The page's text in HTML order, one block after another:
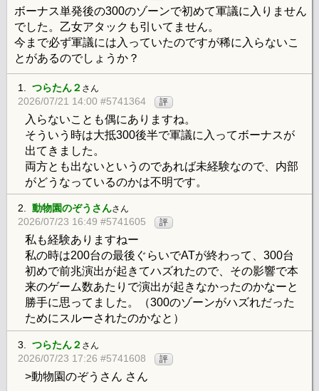
ボーナス単発後の300のゾーンで初めて軍議に入りません
でした。乙女アタックも引いてません。
今まで必ず軍議には入っていたのですが稀に入らないこ
とがあるのでしょうか？
1. つらたん２ さん
2026/07/21 14:00 #5741364 評
入らないことも偶にありますね。
そういう時は大抵300後半で軍議に入ってボーナスが
出てきました。
両方とも出ないというのであれば未経験なので、内部
がどうなっているのかは不明です。
2. 動物園のぞうさんさん
2026/07/23 16:49 #5741605 評
私も経験ありますねー
私の時は200台の最後ぐらいでATが終わって、300台
初めで前兆演出が起きてハズれたので、その影響で本
来のゲーム数あたりで演出が起きなかったのかなーと
勝手に思ってました。（300のゾーンがハズれだった
ためにスルーされたのかなと）
3. つらたん２ さん
2026/07/23 17:26 #5741608 評
>動物園のぞうさん さん